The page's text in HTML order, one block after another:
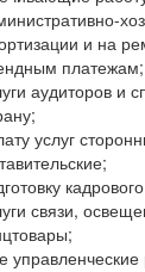
и на
платежам;
аудиторов и
услуг
связи,